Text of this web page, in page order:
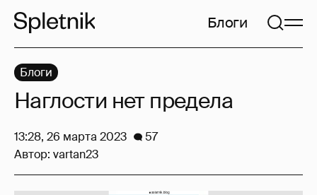
Блоги
Блоги
Наглости нет предела
13:28, 26 марта 2023
57
Автор: vartan23